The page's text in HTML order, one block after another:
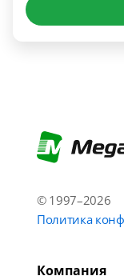
© 1997–2026
Политика
Компания